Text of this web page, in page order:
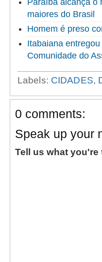
maiores do Brasil
Homem é preso
Itabaiana
Comunidade do
Labels: CIDADES,
0 comments:
Speak up your
Tell us what you're